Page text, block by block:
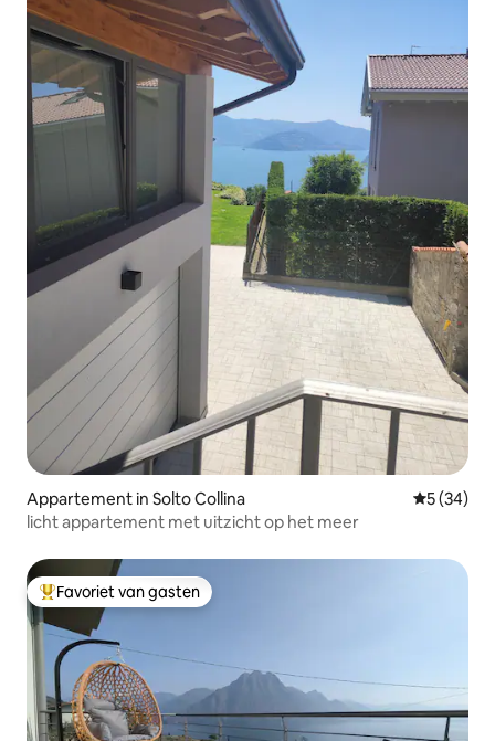
Appartement in Solto Collina
5 (34)
licht appartement met uitzicht op het meer
Topfavoriet van gasten
Favoriet van gasten